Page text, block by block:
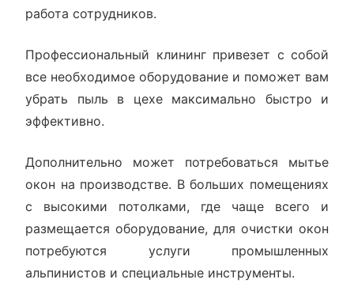
работа сотрудников.
Профессиональный клининг привезет с собой
все необходимое оборудование и поможет вам
убрать пыль в цехе максимально быстро и
эффективно.
Дополнительно может потребоваться мытье
окон на производстве. В больших помещениях
с высокими потолками, где чаще всего и
размещается оборудование, для очистки окон
потребуются услуги промышленных
альпинистов и специальные инструменты.